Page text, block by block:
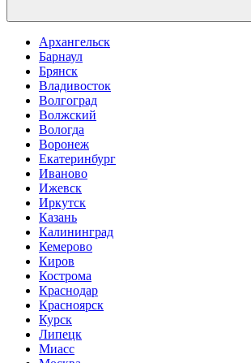
Архангельск
Барнаул
Брянск
Владивосток
Волгоград
Волжский
Вологда
Воронеж
Екатеринбург
Иваново
Ижевск
Иркутск
Казань
Калининград
Кемерово
Киров
Кострома
Краснодар
Красноярск
Курск
Липецк
Миасс